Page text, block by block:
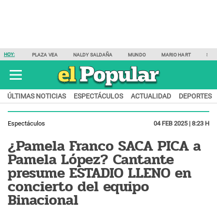
HOY: PLAZA VEA NALDY SALDAÑA MUNDO MARIO HART
ÚLTIMAS NOTICIAS ESPECTÁCULOS ACTUALIDAD DEPORTES
Espectáculos 04 FEB 2025 | 8:23 H
¿Pamela Franco SACA PICA a
Pamela López? Cantante
presume ESTADIO LLENO en
concierto del equipo
Binacional